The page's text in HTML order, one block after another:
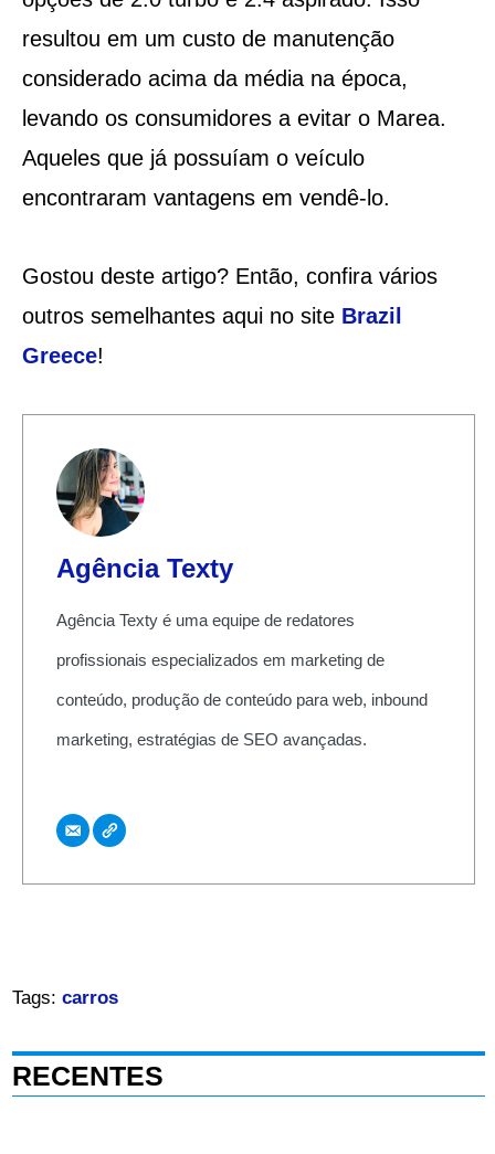
resultou em um custo de manutenção
considerado acima da média na época,
levando os consumidores a evitar o Marea.
Aqueles que já possuíam o veículo
encontraram vantagens em vendê-lo.
Gostou deste artigo? Então, confira vários
outros semelhantes aqui no site Brazil
Greece!
Agência Texty
Agência Texty é uma equipe de redatores
profissionais especializados em marketing de
conteúdo, produção de conteúdo para web, inbound
marketing, estratégias de SEO avançadas.
Tags: carros
RECENTES